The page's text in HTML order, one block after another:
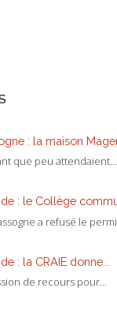
: la maison
que peu
: le Collège
a refusé le
: la CRAIE donne...
de recours pour...